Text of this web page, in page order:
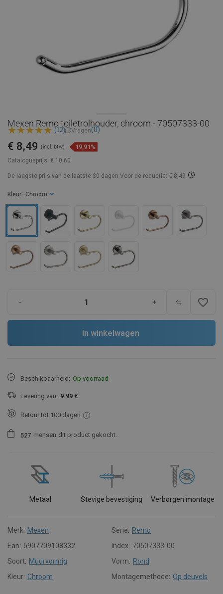
Mexen Remo toiletrolhouder, chroom - 70507333-00
(12) Vragen(0)
Catalogusprijs: € 10,60
€ 8,49 (incl. btw) 19,91%
De laagste prijs van de laatste 30 dagen Voor de reductie: € 8,49
Kleur - Chroom
- + favorite_border
In winkelwagen
Beschikbaarheid: Op voorraad
Levering van: 9.99 €
Retour tot 100 dagen
527 mensen dit product gekocht.
Metaal Stevige bevestiging Verborgen montage
Merk: Mexen Serie: Remo
Ean: 5907709108332 Index: 70507333-00
Soort: Muurvormig Vorm: Rond
Kleur: Chroom Montagemethode: Op deuvels